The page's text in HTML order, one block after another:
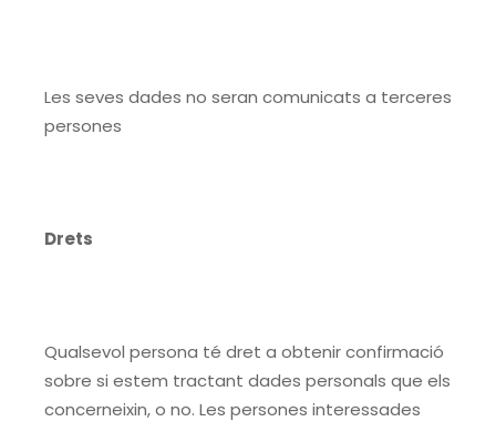
Les seves dades no seran comunicats a terceres
persones
Drets
Qualsevol persona té dret a obtenir confirmació
sobre si estem tractant dades personals que els
concerneixin, o no. Les persones interessades